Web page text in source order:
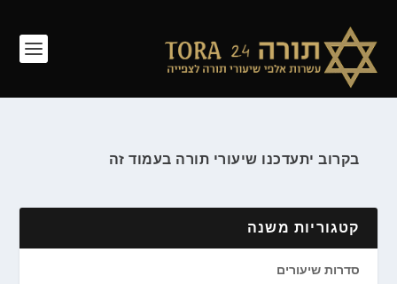
בקרוב יתעדכנו שיעורי תורה בעמוד זה
קטגוריות משנה
סדרות שיעורים